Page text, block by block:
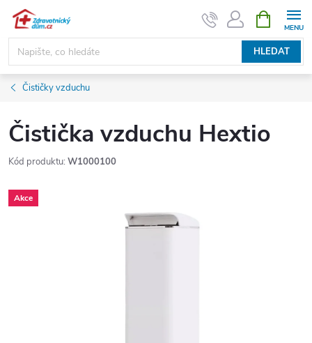
Přejít
obsah
HLEDAT
NÁKUPNÍ
KOŠÍK
Čističky vzduchu
Čistička vzduchu Hextio
Kód produktu: W1000100
Akce